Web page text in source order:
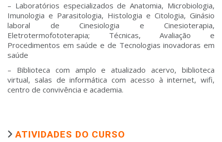
– Laboratórios especializados de Anatomia, Microbiologia,
Imunologia e Parasitologia, Histologia e Citologia, Ginásio
laboral de Cinesiologia e Cinesioterapia,
Eletrotermofototerapia; Técnicas, Avaliação e
Procedimentos em saúde e de Tecnologias inovadoras em
saúde
– Biblioteca com amplo e atualizado acervo, biblioteca
virtual, salas de informática com acesso à internet, wifi,
centro de convivência e academia.
ATIVIDADES DO CURSO